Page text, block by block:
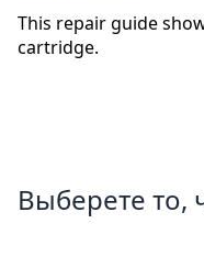
This repair guide
cartridge.
Выберете то,